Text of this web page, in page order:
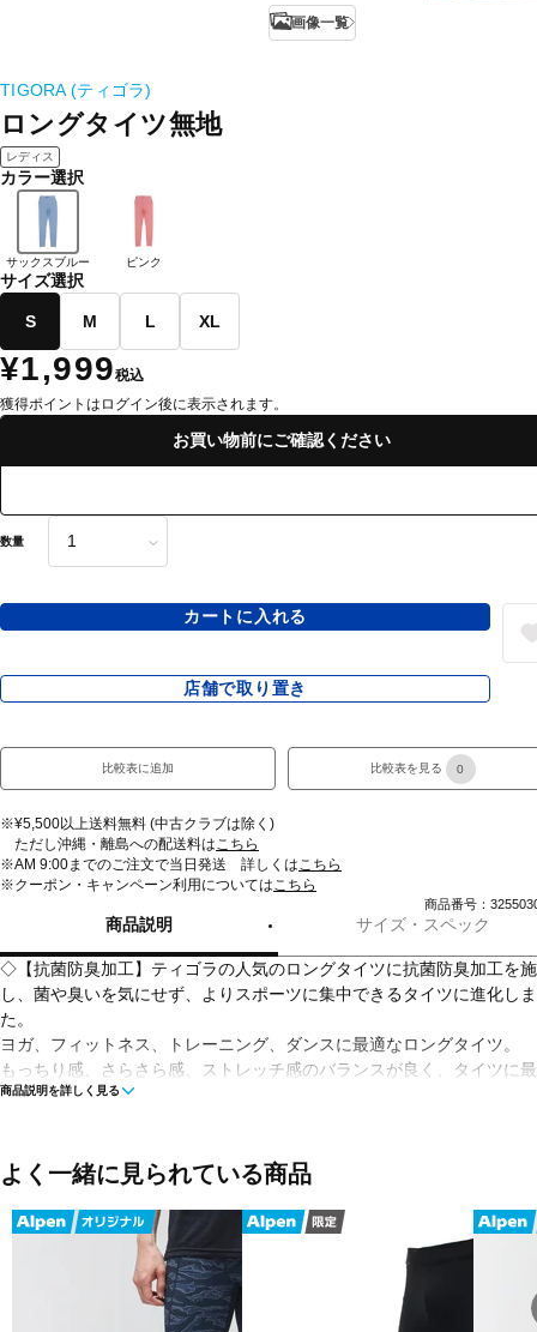
画像一覧
TIGORA (ティゴラ)
ロングタイツ無地
レディス
カラー選択
サックスブルー ピンク
サイズ選択
S M L XL
¥1,999税込
獲得ポイントはログイン後に表示されます。
お買い物前にご確認ください
数量
カートに入れる
店舗で取り置き
比較表に追加 比較表を見る 0
※¥5,500以上送料無料 (中古クラブは除く)
ただし沖縄・離島への配送料はこちら
※AM 9:00までのご注文で当日発送 詳しくはこちら
※クーポン・キャンペーン利用についてはこちら
商品番号：
商品説明 サイズ・スペック
◇【抗菌防臭加工】ティゴラの人気のロングタイツに抗菌防臭加工を施
し、菌や臭いを気にせず、よりスポーツに集中できるタイツに進化し
た。
ヨガ、フィットネス、トレーニング、ダンスに最適なロングタイツ。
もっちり感、さらさら感、ストレッチ感のバランスが良く、タイツに
な素材。
機能：抗菌防臭・吸水速乾・ストレッチ・UVカット
■カラー：
■素材：ポリエステル78％ポリウレタン22％
商品説明を詳しく見る
よく一緒に見られている商品